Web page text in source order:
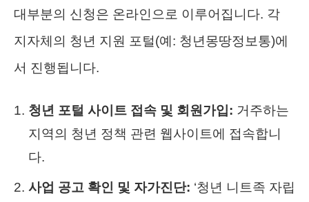
대부분의 신청은 온라인으로 이루어집니다. 각
지자체의 청년 지원 포털(예: 청년몽땅정보통)에
서 진행됩니다.
청년 포털 사이트 접속 및 회원가입: 거주하는
지역의 청년 정책 관련 웹사이트에 접속합니
다.
사업 공고 확인 및 자가진단: ‘청년 니트족 자립